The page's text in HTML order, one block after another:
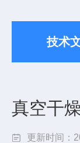
技术
真空干
更新时间：